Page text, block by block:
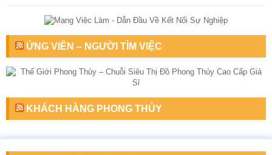
ỨNG VIÊN – NGƯỜI TÌM VIỆC
KHÁCH HÀNG PHONG THỦY